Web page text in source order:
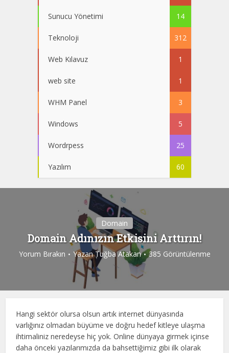
Sunucu Yönetimi 14
Teknoloji 312
Web Kılavuz 1
web site 1
WHM Panel 3
Windows 5
Wordrpess 25
Yazılım 60
Domain
Domain Adınızın Etkisini Arttırın!
Yorum Bırakın YazanTuğba Atakan 385 Görüntülenme
Hangi sektör olursa olsun artık internet dünyasında
varlığınız olmadan büyüme ve doğru hedef kitleye ulaşma
ihtimaliniz neredeyse hiç yok. Online dünyaya girmek içinse
daha önceki yazılarımızda da bahsettiğimiz gibi ilk olarak